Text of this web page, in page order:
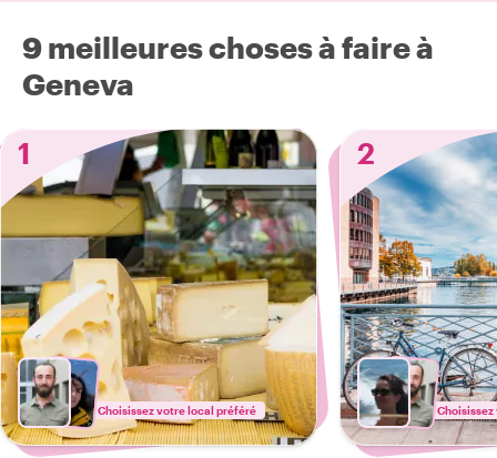
9 meilleures choses à faire à
Geneva
1
Choisissez votre local préféré
2